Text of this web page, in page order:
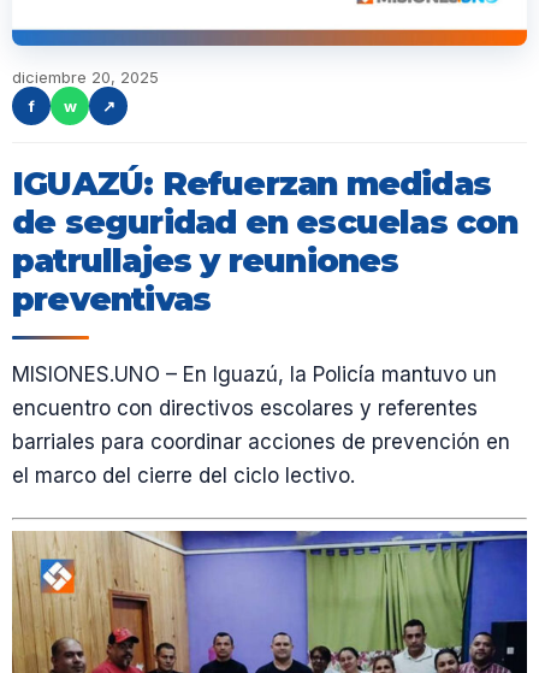
diciembre 20, 2025
f
w ↗
IGUAZÚ: Refuerzan medidas
de seguridad en escuelas con
patrullajes y reuniones
preventivas
MISIONES.UNO – En Iguazú, la Policía mantuvo un
encuentro con directivos escolares y referentes
barriales para coordinar acciones de prevención en
el marco del cierre del ciclo lectivo.